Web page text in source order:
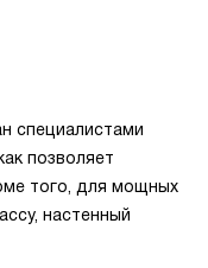
специалистами
позволяет
того, для мощных
настенный